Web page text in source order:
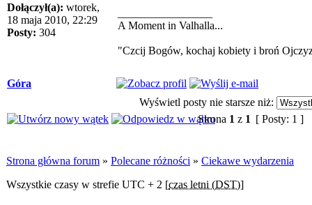
Dołączył(a): wtorek,
18 maja 2010, 22:29
Posty: 304
A Moment in Valhalla...
"Czcij Bogów, kochaj kobiety i broń
Góra
Wyświetl posty nie starsze niż:
Strona 1 z 1 [ Posty: 1 ]
Strona główna forum » Polecane różności » Ciekawe wydarzenia
Wszystkie czasy w strefie UTC + 2 [czas letni (DST)]